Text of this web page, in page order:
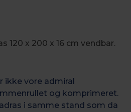
120 x 200 x 16 cm vendbar.
ikke vore admiral
og komprimeret.
i samme stand som da